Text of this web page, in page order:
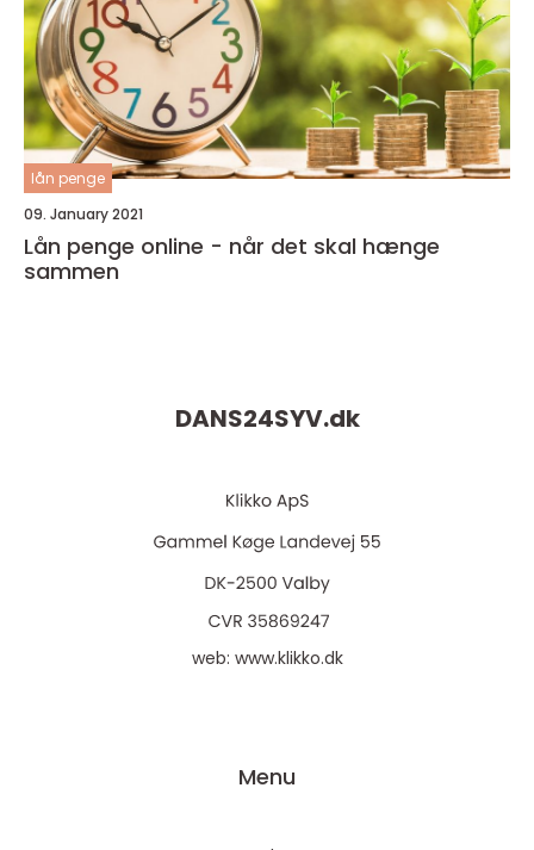
lån penge
09. January 2021
Lån penge online - når det skal hænge
sammen
DANS24SYV.dk
web: www.klikko.dk
Menu